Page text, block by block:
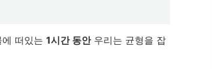
떠있는 1시간 동안우리는 균형을 잡